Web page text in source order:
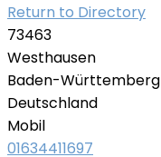
Return to Directory
73463
Westhausen
Baden-Württemberg
Deutschland
Mobil
01634411697